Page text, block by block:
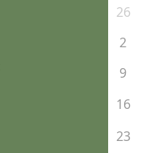
26
2
9
16
23